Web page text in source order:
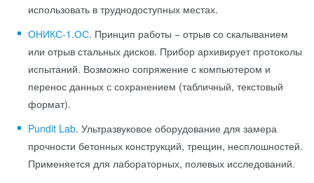
использовать в труднодоступных местах.
ОНИКС-1.ОС. Принцип работы − отрыв со скалыванием
или отрыв стальных дисков. Прибор архивирует протоколы
испытаний. Возможно сопряжение с компьютером и
перенос данных с сохранением (табличный, текстовый
формат).
Pundit Lab. Ультразвуковое оборудование для замера
прочности бетонных конструкций, трещин, несплошностей.
Применяется для лабораторных, полевых исследований.